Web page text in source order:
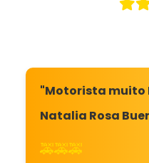
"Motorista muito
Natalia Rosa
🚕🚕🚕